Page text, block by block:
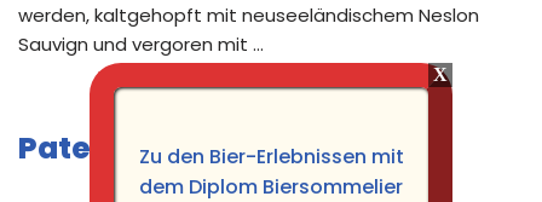
werden, kaltgehopft mit neuseeländischem Neslon
Sauvign und vergoren mit …
Pater Nomis Schwarzes Wit
Zu den Bier-Erlebnissen mit
dem Diplom Biersommelier